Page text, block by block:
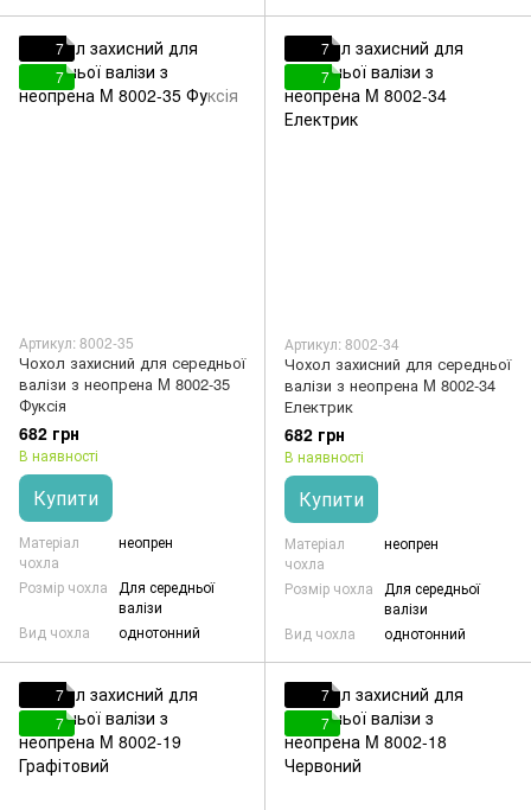
7
7
Артикул: 8002-35
Чохол захисний для середньої
валізи з неопрена M 8002-35
Фуксія
682 грн
В наявності
Купити
Матеріал
чохла
неопрен
Розмір чохла
Для середньої
валізи
Вид чохла
однотонний
7
7
Артикул: 8002-34
Чохол захисний для середньої
валізи з неопрена M 8002-34
Електрик
682 грн
В наявності
Купити
Матеріал
чохла
неопрен
Розмір чохла
Для середньої
валізи
Вид чохла
однотонний
7
7
7
7